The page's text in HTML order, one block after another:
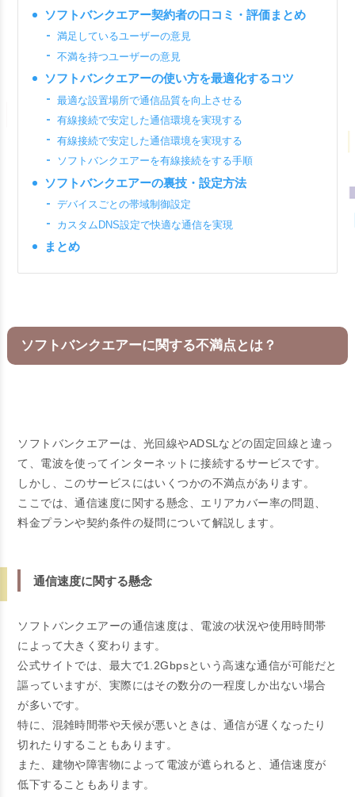
ソフトバンクエアー契約者の口コミ・評価まとめ
満足しているユーザーの意見
不満を持つユーザーの意見
ソフトバンクエアーの使い方を最適化するコツ
最適な設置場所で通信品質を向上させる
有線接続で安定した通信環境を実現する
有線接続で安定した通信環境を実現する
ソフトバンクエアーを有線接続をする手順
ソフトバンクエアーの裏技・設定方法
デバイスごとの帯域制御設定
カスタムDNS設定で快適な通信を実現
まとめ
ソフトバンクエアーに関する不満点とは？
ソフトバンクエアーは、光回線やADSLなどの固定回線と違っ
て、電波を使ってインターネットに接続するサービスです。
しかし、このサービスにはいくつかの不満点があります。
ここでは、通信速度に関する懸念、エリアカバー率の問題、
料金プランや契約条件の疑問について解説します。
通信速度に関する懸念
ソフトバンクエアーの通信速度は、電波の状況や使用時間帯
によって大きく変わります。
公式サイトでは、最大で1.2Gbpsという高速な通信が可能だと
謳っていますが、実際にはその数分の一程度しか出ない場合
が多いです。
特に、混雑時間帯や天候が悪いときは、通信が遅くなったり
切れたりすることもあります。
また、建物や障害物によって電波が遮られると、通信速度が
低下することもあります。